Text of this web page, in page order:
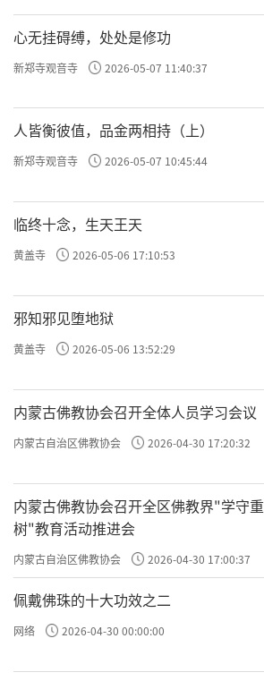
心无挂碍缚，处处是修功
新郑寺观音寺 2026-05-07 11:40:37
人皆衡彼值，品金两相持（上）
新郑寺观音寺 2026-05-07 10:45:44
临终十念，生天王天
黄盖寺 2026-05-06 17:10:53
邪知邪见堕地狱
黄盖寺 2026-05-06 13:52:29
内蒙古佛教协会召开全体人员学习会议
内蒙古自治区佛教协会 2026-04-30 17:20:32
内蒙古佛教协会召开全区佛教界"学守重
树"教育活动推进会
内蒙古自治区佛教协会 2026-04-30 17:00:37
佩戴佛珠的十大功效之二
网络 2026-04-30 00:00:00